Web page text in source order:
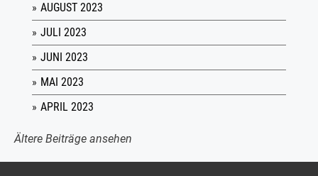
AUGUST 2023
JULI 2023
JUNI 2023
MAI 2023
APRIL 2023
Ältere Beiträge ansehen